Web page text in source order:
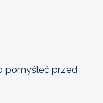
pomyśleć przed